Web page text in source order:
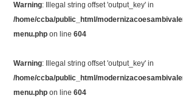
Warning: Illegal string offset 'output_key' in
/home/ccba/public_html/
menu.php on line604
Warning: Illegal string offset 'output_key' in
/home/ccba/public_html/
menu.php on line604